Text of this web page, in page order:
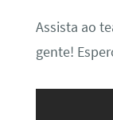
Assista ao
gente!